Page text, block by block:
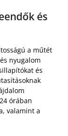
és
a műtét
nyugalom
és
órában
valamint a